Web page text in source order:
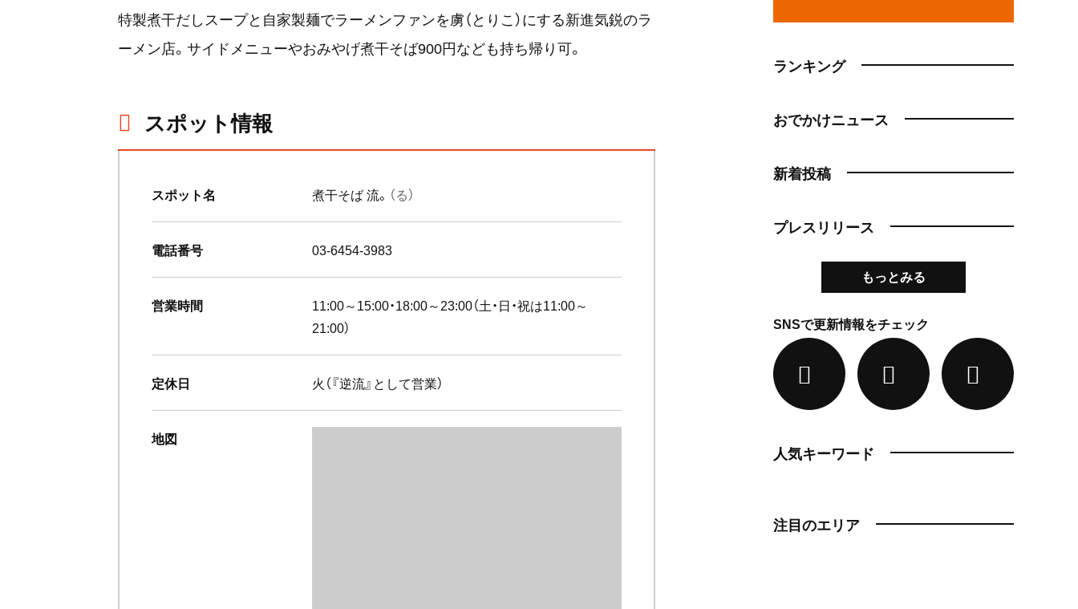
特製煮干だしスープと自家製麺でラーメンファンを虜（とりこ）にする新進気鋭のラ
ーメン店。サイドメニューやおみやげ煮干そば900円なども持ち帰り可。
スポット情報
スポット名 煮干そば 流。 （る）
電話番号 03-6454-3983
営業時間
11:00～15:00・18:00～23:00（土・日・祝は11:00～
21:00）
定休日 火（『逆流』として営業）
地図
ランキング
おでかけニュース
新着投稿
プレスリリース
もっとみる
SNSで更新情報をチェック
人気キーワード
注目のエリア